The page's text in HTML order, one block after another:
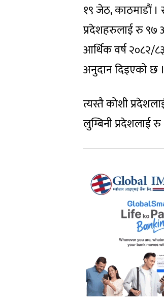
१९ जेठ, काठमाडौं ।
प्रदेशहरुलाई रु ९७
आर्थिक वर्ष २०८२/
अनुदान दिइएको छ ।
त्यस्तै कोशी
लुम्बिनी प्रदेशलाई